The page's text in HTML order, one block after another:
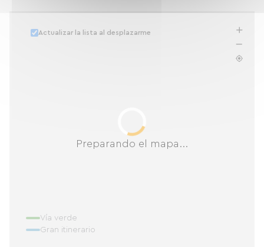
Preparando el mapa...
Actualizar la lista al desplazarme
Vía verde
Gran itinerario